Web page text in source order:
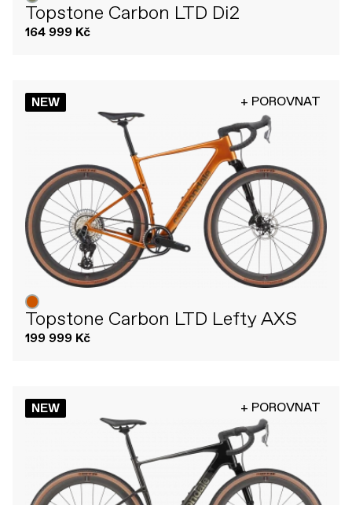
Topstone Carbon LTD Di2
164 999 Kč
NEW + POROVNAT
Topstone Carbon LTD Lefty AXS
199 999 Kč
NEW + POROVNAT